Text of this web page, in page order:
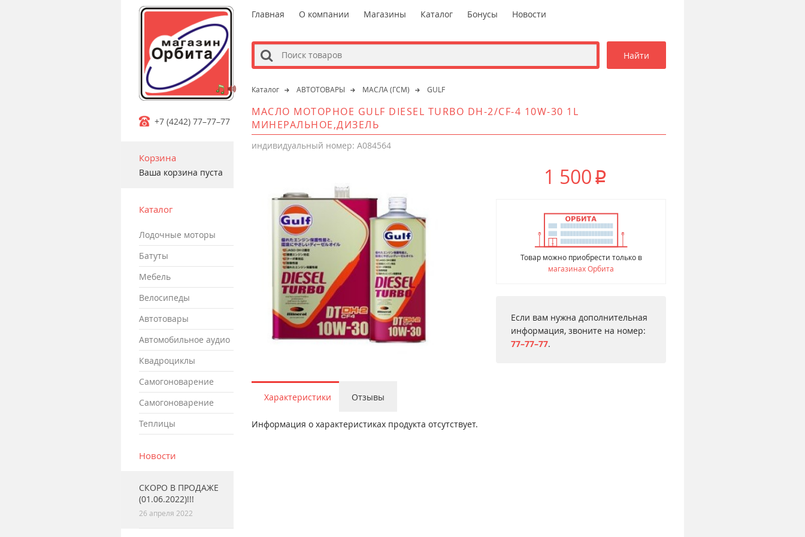
m
+7 (4242) 77–77–77
Корзина
Ваша корзина пуста
Каталог
лодочные моторы
батуты
мебель
велосипеды
автотовары
автомобильное аудио
квадроциклы
самогоноварение
самогоноварение
теплицы
Новости
СКОРО В ПРОДАЖЕ
(01.06.2022)!!!
26 апреля 2022
Главная О компании Магазины Каталог Бонусы Новости
s
Каталог АВТОТОВАРЫ МАСЛА (ГСМ) GULF
МАСЛО МОТОРНОЕ GULF DIESEL TURBO DH-2/CF-4 10W-30 1L
МИНЕРАЛЬНОЕ,ДИЗЕЛЬ
индивидуальный номер: A084564
1 500 p
Товар можно приобрести только в
магазинах Орбита
Если вам нужна дополнительная
информация, звоните на номер:
77–77–77.
Характеристики
Информация о характеристиках продукта отсутствует.
Отзывы